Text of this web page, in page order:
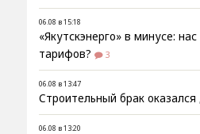
06.08 в 15:18
«Якутскэнерго» в минусе:
тарифов?
3
06.08 в 13:47
Строительный брак
06.08 в 13:20